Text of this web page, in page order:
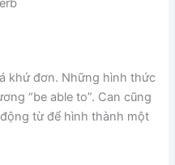
khứ đơn. Những hình thức
“be able to”. Can cũng
từ để hình thành một